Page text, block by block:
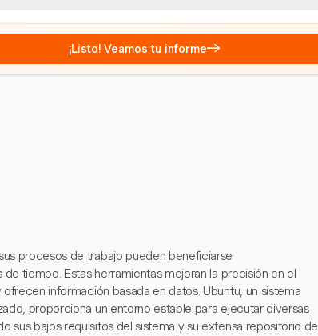
¡Listo! Veamos tu informe→
procesos de trabajo pueden beneficiarse
tiempo. Estas herramientas mejoran la precisión en el
información basada en datos. Ubuntu, un sistema
proporciona un entorno estable para ejecutar diversas
sus bajos requisitos del sistema y su extensa repositorio de